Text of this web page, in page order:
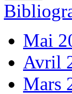
Mai
Avril
Mars